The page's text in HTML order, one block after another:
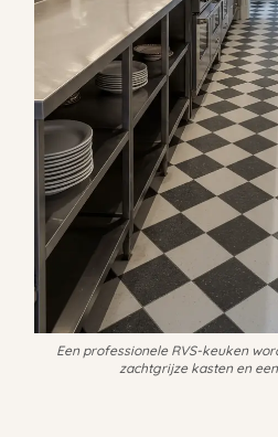
Een professionele RVS-keuken
zachtgrijze kasten en